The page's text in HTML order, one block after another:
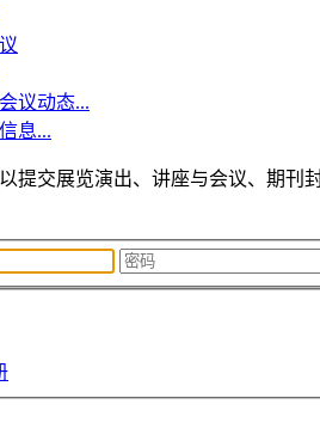
议动态...
息...
提交展览演出、讲座与会议、期刊